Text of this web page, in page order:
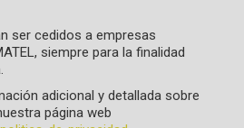
ser cedidos a empresas
siempre para la finalidad
adicional y detallada sobre
página web